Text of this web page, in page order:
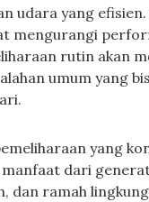
udara yang
mengurangi
rutin akan
umum yang
yang
manfaat dari
dan ramah